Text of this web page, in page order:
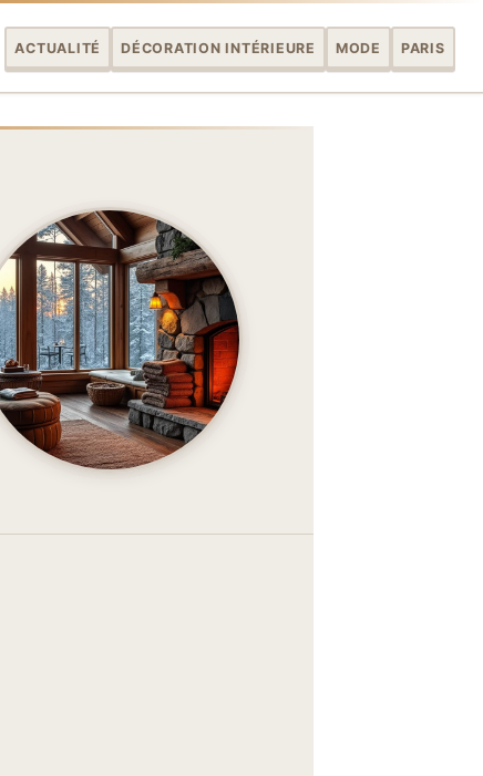
ACTUALITÉ DÉCORATION INTÉRIEURE MODE PARIS